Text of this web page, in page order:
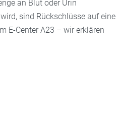
an Blut oder Urin
sind Rückschlüsse auf eine
E-Center A23 – wir erklären